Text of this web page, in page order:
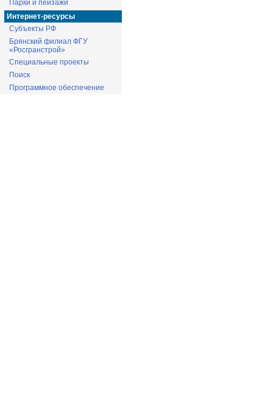
Парки и пейзажи
Интернет-ресурсы
Субъекты РФ
Брянский филиал ФГУ
«Росгранстрой»
Специальные проекты
Поиск
Программное обеспечение